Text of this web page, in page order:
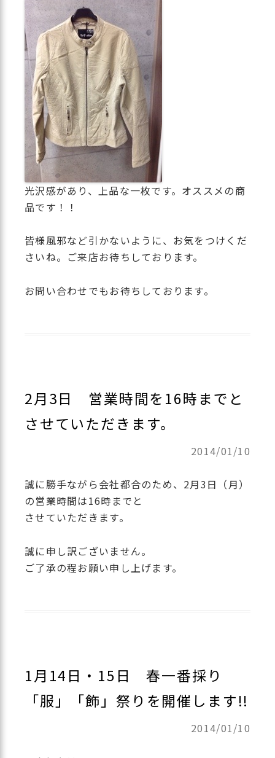
光沢感があり、上品な一枚です。オススメの商
品です！！
皆様風邪など引かないように、お気をつけくだ
さいね。ご来店お待ちしております。
お問い合わせでもお待ちしております。
2月3日 営業時間を16時までと
させていただきます。
2014/01/10
誠に勝手ながら会社都合のため、2月3日（月）
の営業時間は16時までと
させていただきます。
誠に申し訳ございません。
ご了承の程お願い申し上げます。
1月14日・15日 春一番採り
「服」「飾」祭りを開催します!!
2014/01/10